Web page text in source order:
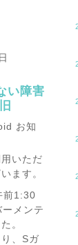
い障害
お知
いただ
ます。
前1:30
メンテ
。
、Sガ